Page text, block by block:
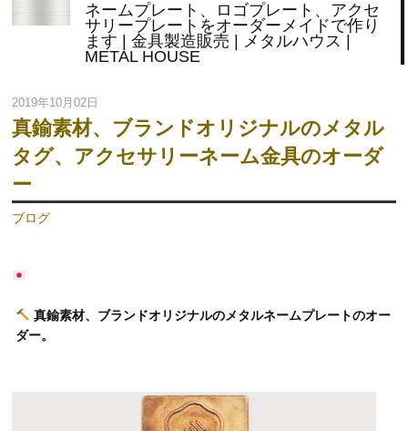
ネームプレート、ロゴプレート、アクセ
サリープレートをオーダーメイドで作り
ます | 金具製造販売 | メタルハウス |
METAL HOUSE
2019年10月02日
真鍮素材、ブランドオリジナルのメタル
タグ、アクセサリーネーム金具のオーダ
ー
ブログ
真鍮素材、ブランドオリジナルのメタルネームプレートのオー
ダー。